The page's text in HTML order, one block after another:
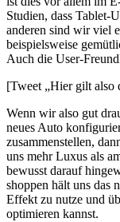
Studien, dass Tablet-
anderen sind wir viel
beispielsweise
Auch die User-
[Tweet „Hier gilt also
Wenn wir also gut
neues Auto
zusammenstellen,
uns mehr Luxus als
bewusst darauf
shoppen hält uns das
Effekt zu nutze und
optimieren kannst.